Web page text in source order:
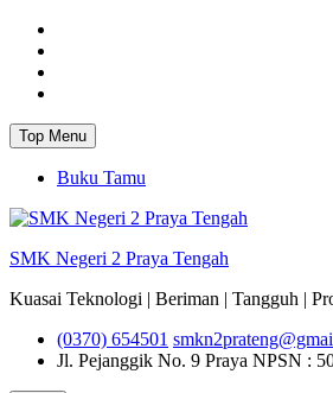
Top Menu
Buku Tamu
SMK Negeri 2 Praya Tengah
Kuasai Teknologi | Beriman | Tangguh |
(0370) 654501
Jl. Pejanggik No. 9 Praya NPSN :